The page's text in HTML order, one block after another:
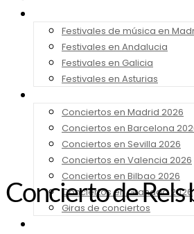
Festivales de música en
Festivales en Andalucia
Festivales en Galicia
Festivales en Asturias
Conciertos en Madrid 2026
Conciertos en Barcelona
Conciertos en Sevilla 2026
Conciertos en Valencia 2026
Conciertos en Bilbao 2026
Conciertos en Granada 2026
Giras de conciertos
Concierto de Rels